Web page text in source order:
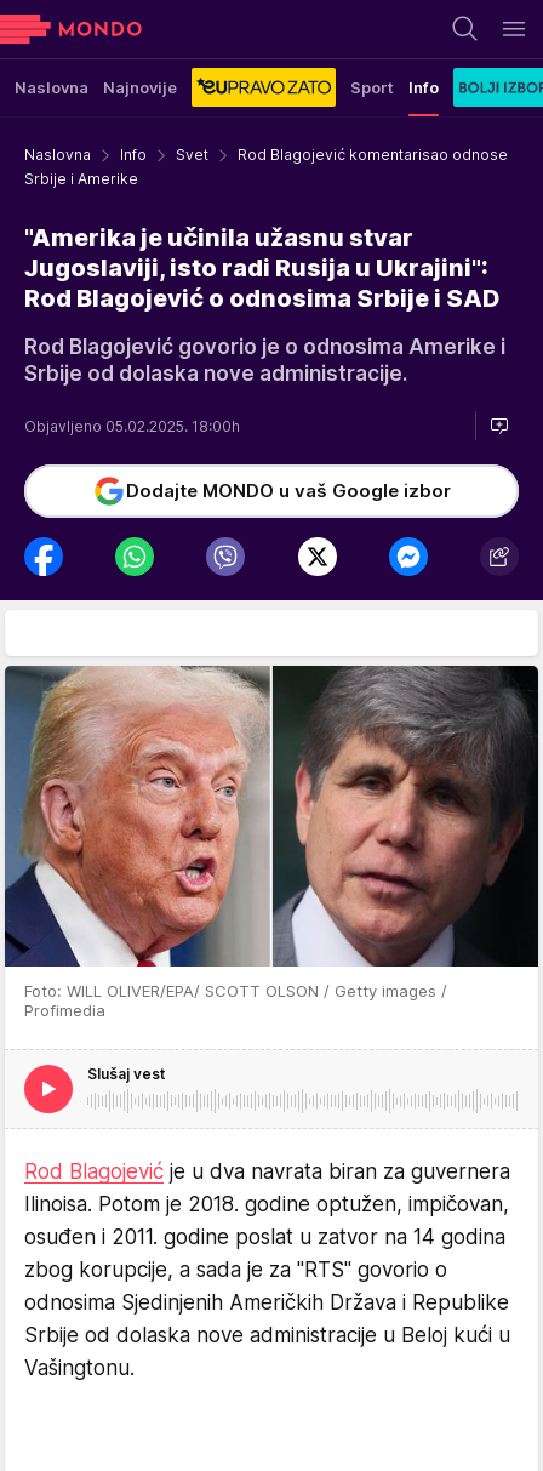
Naslovna Najnovije Sport Info
Naslovna Info Svet
Rod Blagojević komentarisao odnose
Srbije i Amerike
"Amerika je učinila užasnu stvar
Jugoslaviji, isto radi Rusija u Ukrajini":
Rod Blagojević o odnosima Srbije i SAD
Rod Blagojević govorio je o odnosima Amerike i
Srbije od dolaska nove administracije.
Objavljeno 05.02.2025. 18:00h
Dodajte MONDO u vaš Google izbor
Foto: WILL OLIVER/EPA/ SCOTT OLSON / Getty images /
Profimedia
Slušaj vest
Rod Blagojević je u dva navrata biran za guvernera
Ilinoisa. Potom je 2018. godine optužen, impičovan,
osuđen i 2011. godine poslat u zatvor na 14 godina
zbog korupcije, a sada je za "RTS" govorio o
odnosima Sjedinjenih Američkih Država i Republike
Srbije od dolaska nove administracije u Beloj kući u
Vašingtonu.